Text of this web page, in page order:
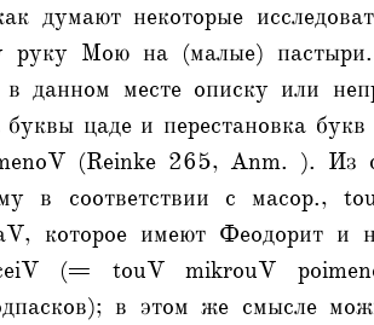
думают некоторые
руку Мою на (малые)
данном месте описку или
цаде и перестановка
(Reinke 265, Anm. ). Из
в соответствии с масор.,
которое имеют Феодорит
(= touV mikrouV
в этом же смысле